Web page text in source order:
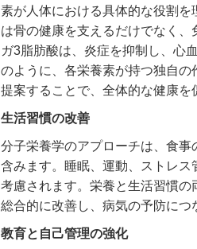
素が人体における具体的な役割
は骨の健康を支えるだけでなく
ガ3脂肪酸は、炎症を抑制し、心
のように、各栄養素が持つ独自
提案することで、全体的な健康を
生活習慣の改善
分子栄養学のアプローチは、食
含みます。睡眠、運動、ストレ
考慮されます。栄養と生活習慣
総合的に改善し、病気の予防につ
教育と自己管理の強化